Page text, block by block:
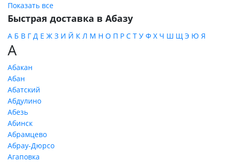
Показать все
Быстрая доставка в Абазу
А Б В Г Д Е Ж З И Й К Л М Н О П Р С Т У Ф Х Ч Ш Щ Э Ю Я
А
Абакан
Абан
Абатский
Абдулино
Абезь
Абинск
Абрамцево
Абрау-Дюрсо
Агаповка